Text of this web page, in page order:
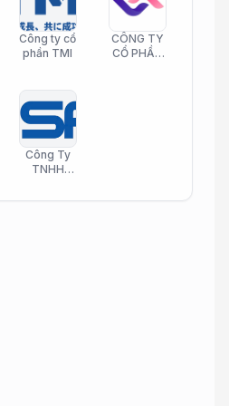
Công ty cổ
phần TMI
CÔNG TY
CỔ PHẦN
Công Ty
TNHH
Phần Mềm